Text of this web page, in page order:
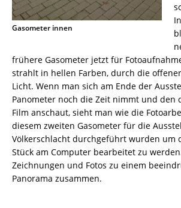
Gasometer innen
frühere Gasometer jetzt für
strahlt in hellen Farben, durch die
Licht. Wenn man sich am Ende der
Panometer noch die Zeit nimmt und den
Film anschaut, sieht man wie die
diesem zweiten Gasometer für die
Völkerschlacht durchgeführt wurden um
Stück am Computer bearbeitet zu
Zeichnungen und Fotos zu einem
Panorama zusammen.